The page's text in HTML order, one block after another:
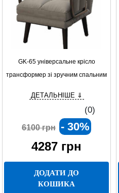
GK-65 універсальне крісло
трансформер зі зручним спальним
ДЕТАЛЬНІШЕ ⇓
(0)
6100 грн - 30%
4287 грн
ДОДАТИ ДО
КОШИКА